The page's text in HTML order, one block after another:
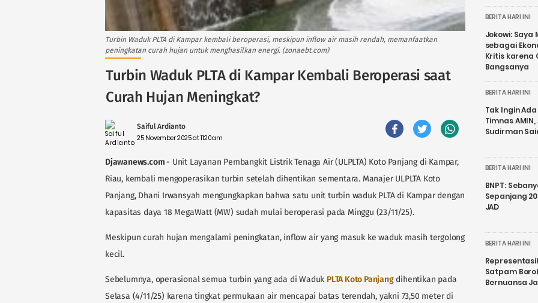
Turbin Waduk PLTA di Kampar kembali beroperasi, meskipun inflow air masih rendah, memanfaatkan
peningkatan curah hujan untuk menghasilkan energi. (zonaebt.com)
Turbin Waduk PLTA di Kampar Kembali Beroperasi saat
Curah Hujan Meningkat?
Saiful Ardianto
25 November 2025 at 11:20am
Djawanews.com - Unit Layanan Pembangkit Listrik Tenaga Air (ULPLTA) Koto Panjang di Kampar,
Riau, kembali mengoperasikan turbin setelah dihentikan sementara. Manajer ULPLTA Koto
Panjang, Dhani Irwansyah mengungkapkan bahwa satu unit turbin waduk PLTA di Kampar dengan
kapasitas daya 18 MegaWatt (MW) sudah mulai beroperasi pada Minggu (23/11/25).
Meskipun curah hujan mengalami peningkatan, inflow air yang masuk ke waduk masih tergolong
kecil.
Sebelumnya, operasional semua turbin yang ada di Waduk PLTA Koto Panjangdihentikan pada
Selasa (4/11/25) karena tingkat permukaan air mencapai batas terendah, yakni 73,50 meter di
BERITA HARI INI
Jokowi: Saya
sebagai
Kritis karena
Bangsanya
BERITA HARI INI
Tak Ingin
Timnas
Sudirman
BERITA HARI INI
BNPT:
Sepanjang
JAD
BERITA HARI INI
Satpam
Bernuansa